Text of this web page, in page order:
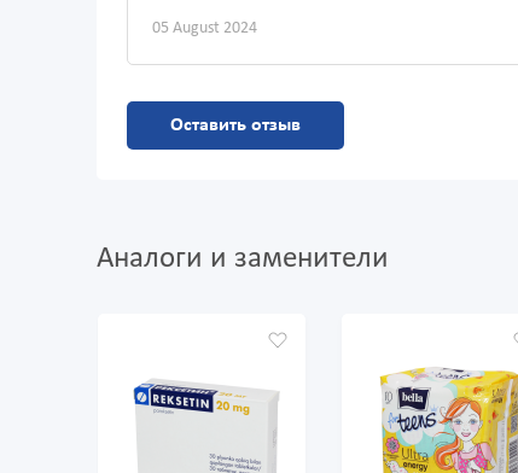
05 August 2024
Оставить отзыв
Аналоги и заменители